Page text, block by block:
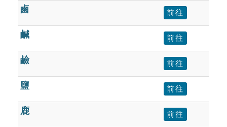
教學應用
貓頭鷹博士
鹵 前往
鹹 前往
鹼 前往
鹽 前往
鹿 前往